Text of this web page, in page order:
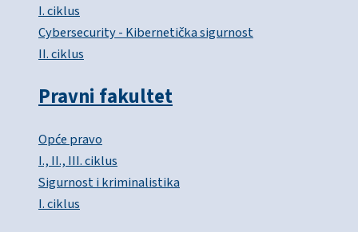
I. ciklus
Cybersecurity - Kibernetička sigurnost
II. ciklus
Pravni fakultet
Opće pravo
I., II., III. ciklus
Sigurnost i kriminalistika
I. ciklus